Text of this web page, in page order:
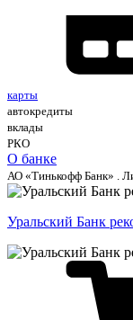
карты
автокредиты
вклады
РКО
О банке
АО «Тинькофф Банк» .
Уральский Банк